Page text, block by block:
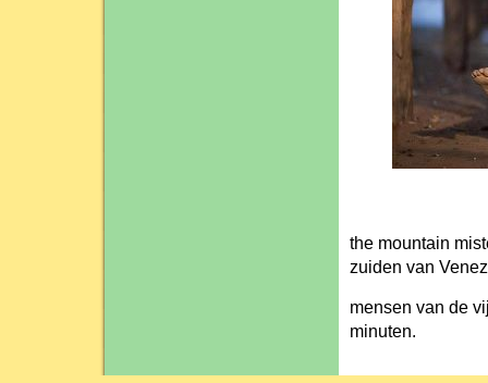
the mountain
zuiden van
mensen van de
minuten.